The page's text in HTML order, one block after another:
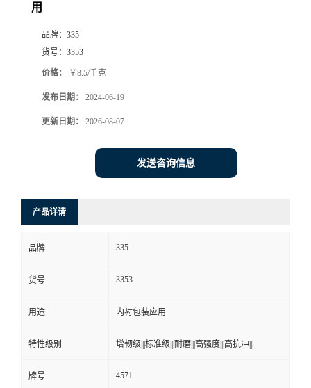
用
品牌： 335
货号： 3353
价格： ￥8.5/千克
发布日期： 2024-06-19
更新日期： 2026-08-07
发送咨询信息
产品详请
品牌 335
货号 3353
用途 内衬包装应用
特性级别 增韧级|||标准级|||耐磨|||高强度|||高抗冲|||
牌号 4571